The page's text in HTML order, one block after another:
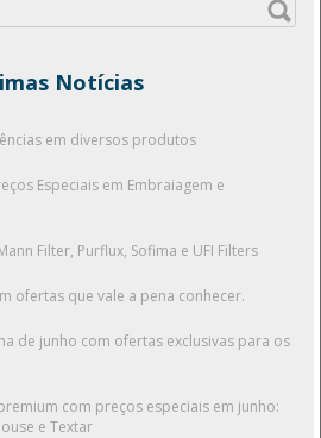
Notícias
em diversos produtos
Especiais em Embraiagem e
Filter, Purflux, Sofima e UFI Filters
ofertas que vale a pena conhecer.
de junho com ofertas exclusivas para os
com preços especiais em junho:
e Textar